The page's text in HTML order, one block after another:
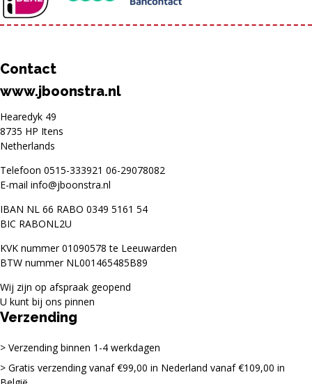
Contact
www.jboonstra.nl
Hearedyk 49
8735 HP Itens
Netherlands
Telefoon 0515-333921 06-29078082
E-mail info@jboonstra.nl
IBAN NL 66 RABO 0349 5161 54
BIC RABONL2U
KVK nummer 01090578 te Leeuwarden
BTW nummer NL001465485B89
Wij zijn op afspraak geopend
U kunt bij ons pinnen
Verzending
Verzending binnen 1-4 werkdagen
Gratis verzending vanaf €99,00 in Nederland vanaf €109,00 in